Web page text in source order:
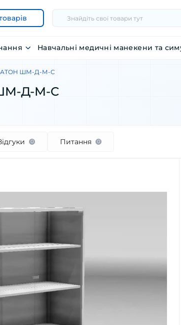
Навчальні медичні манекени та
АТОН ШМ-Д-М-С
Д-М-С
0 Питання 0